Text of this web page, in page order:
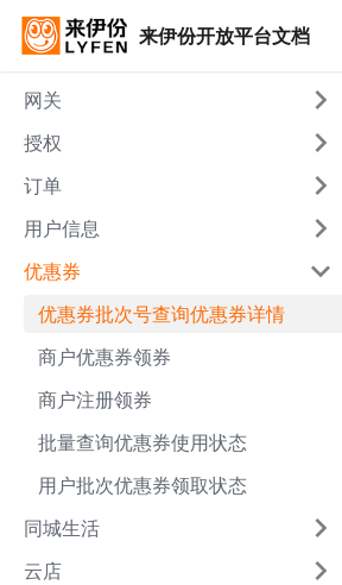
来伊份开放平台文档
网关
授权
订单
用户信息
优惠券
优惠券批次号查询优惠券详情
商户优惠券领券
商户注册领券
批量查询优惠券使用状态
用户批次优惠券领取状态
同城生活
云店